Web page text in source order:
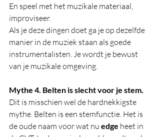
En speel met het muzikale materiaal,
improviseer.
Als je deze dingen doet ga je op dezelfde
manier in de muziek staan als goede
instrumentalisten. Je wordt je bewust
van je muzikale omgeving.
Mythe 4. Belten is slecht voor je stem.
Dit is misschien wel de hardnekkigste
mythe. Belten is een stemfunctie. Het is
de oude naam voor wat nu edge heet in